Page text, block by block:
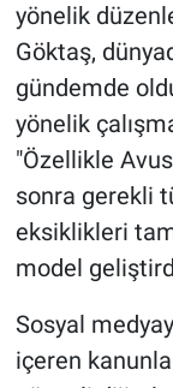
yönelik
Göktaş,
gündemde
yönelik
"Özellikle
sonra gerekli
eksiklikleri
model
Sosyal
içeren